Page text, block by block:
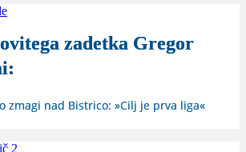
zadetka Gregor
zmagi nad Bistrico: »Cilj je prva liga«